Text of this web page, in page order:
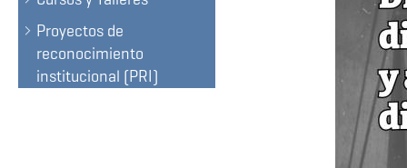
Proyectos de
reconocimiento
institucional (PRI)